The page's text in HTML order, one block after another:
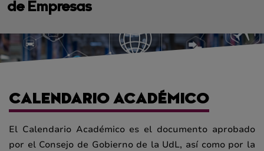
de Empresas
CALENDARIO ACADÉMICO
El Calendario Académico es el documento aprobado
por el Consejo de Gobierno de la UdL, así como por la